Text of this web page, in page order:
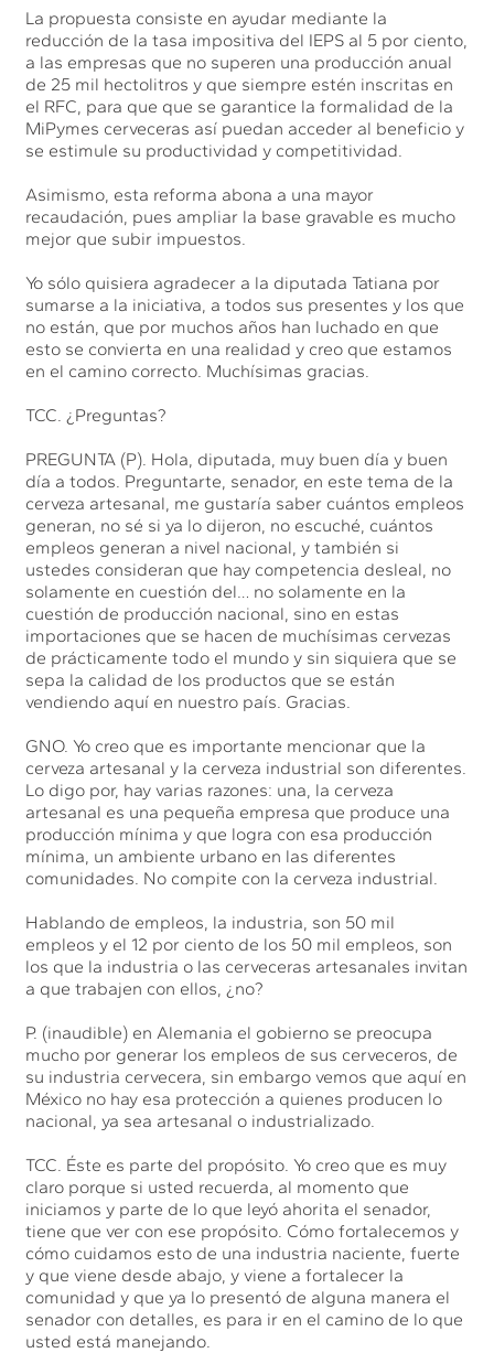
La propuesta consiste en ayudar mediante la
reducción de la tasa impositiva del IEPS al 5 por ciento,
a las empresas que no superen una producción anual
de 25 mil hectolitros y que siempre estén inscritas en
el RFC, para que que se garantice la formalidad de la
MiPymes cerveceras así puedan acceder al beneficio y
se estimule su productividad y competitividad.
Asimismo, esta reforma abona a una mayor
recaudación, pues ampliar la base gravable es mucho
mejor que subir impuestos.
Yo sólo quisiera agradecer a la diputada Tatiana por
sumarse a la iniciativa, a todos sus presentes y los que
no están, que por muchos años han luchado en que
esto se convierta en una realidad y creo que estamos
en el camino correcto. Muchísimas gracias.
TCC. ¿Preguntas?
PREGUNTA (P). Hola, diputada, muy buen día y buen
día a todos. Preguntarte, senador, en este tema de la
cerveza artesanal, me gustaría saber cuántos empleos
generan, no sé si ya lo dijeron, no escuché, cuántos
empleos generan a nivel nacional, y también si
ustedes consideran que hay competencia desleal, no
solamente en cuestión del… no solamente en la
cuestión de producción nacional, sino en estas
importaciones que se hacen de muchísimas cervezas
de prácticamente todo el mundo y sin siquiera que se
sepa la calidad de los productos que se están
vendiendo aquí en nuestro país. Gracias.
GNO. Yo creo que es importante mencionar que la
cerveza artesanal y la cerveza industrial son diferentes.
Lo digo por, hay varias razones: una, la cerveza
artesanal es una pequeña empresa que produce una
producción mínima y que logra con esa producción
mínima, un ambiente urbano en las diferentes
comunidades. No compite con la cerveza industrial.
Hablando de empleos, la industria, son 50 mil
empleos y el 12 por ciento de los 50 mil empleos, son
los que la industria o las cerveceras artesanales invitan
a que trabajen con ellos, ¿no?
P. (inaudible) en Alemania el gobierno se preocupa
mucho por generar los empleos de sus cerveceros, de
su industria cervecera, sin embargo vemos que aquí en
México no hay esa protección a quienes producen lo
nacional, ya sea artesanal o industrializado.
TCC. Éste es parte del propósito. Yo creo que es muy
claro porque si usted recuerda, al momento que
iniciamos y parte de lo que leyó ahorita el senador,
tiene que ver con ese propósito. Cómo fortalecemos y
cómo cuidamos esto de una industria naciente, fuerte
y que viene desde abajo, y viene a fortalecer la
comunidad y que ya lo presentó de alguna manera el
senador con detalles, es para ir en el camino de lo que
usted está manejando.